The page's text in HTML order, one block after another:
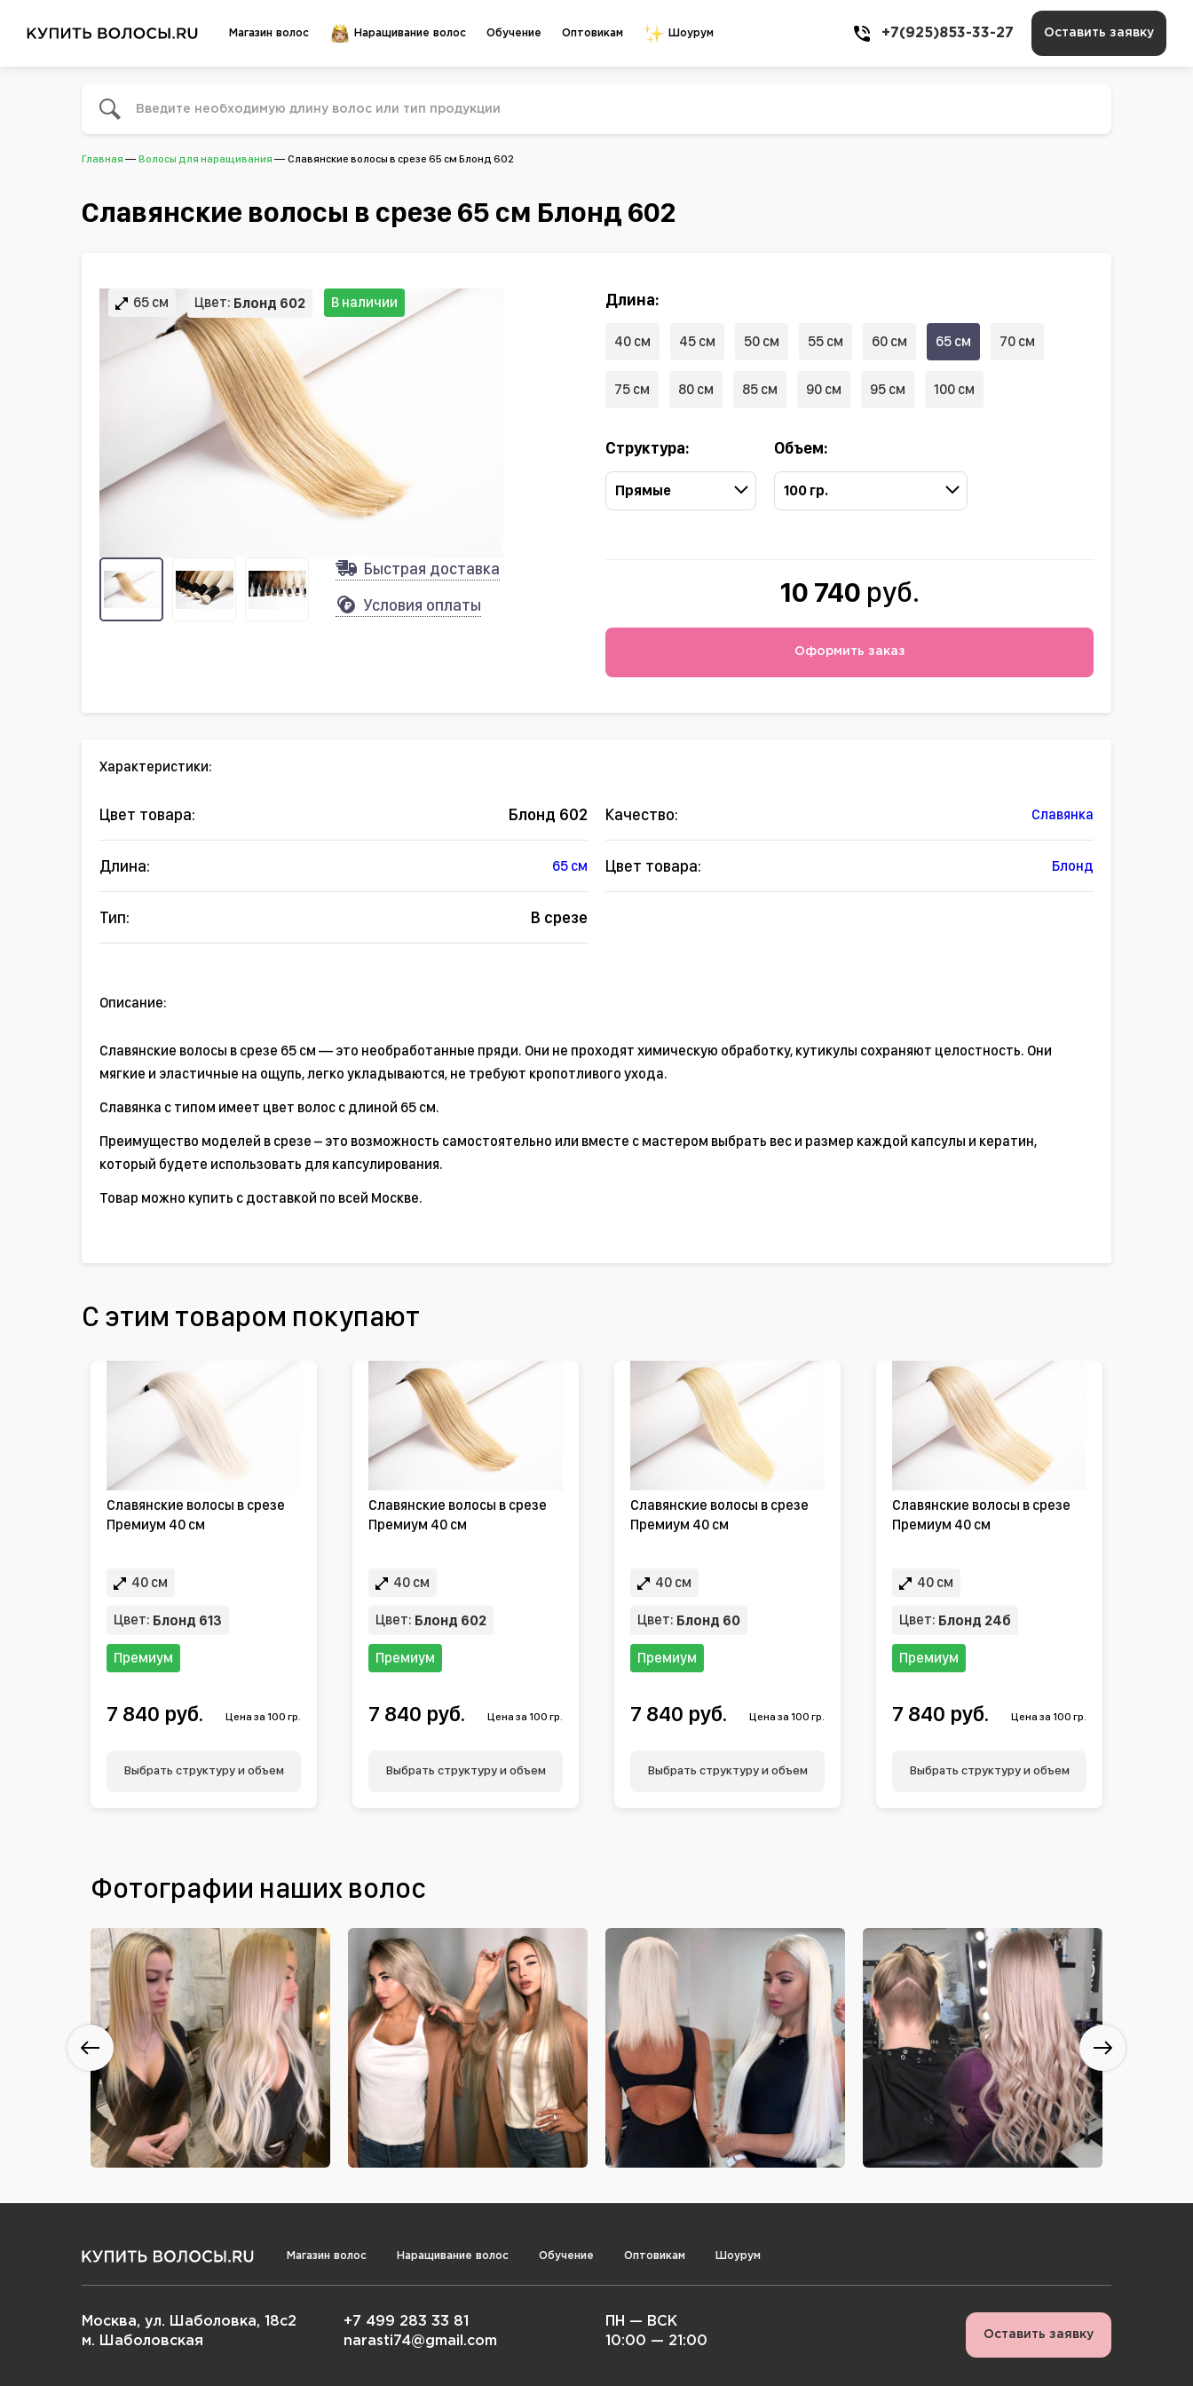
Магазин волос Наращивание волос Обучение Оптовикам Шоурум +7(925)853-33-27 Оставить заявку
Главная Волосы для наращивания Славянские волосы в срезе 65 см Блонд 602
Славянские волосы в срезе 65 см Блонд 602
65 см Цвет: Блонд 602 В наличии
Быстрая доставка
Условия оплаты
Длина:
40 см 45 см 50 см 55 см 60 см 65 см 70 см
75 см 80 см 85 см 90 см 95 см 100 см
Структура:
Прямые
Объем:
100 гр.
10 740 руб.
Оформить заказ
Характеристики:
Цвет товара: Блонд 602 Качество: Славянка
Длина: 65 см Цвет товара: Блонд
Тип: В срезе
Описание:
Славянские волосы в срезе 65 см — это необработанные пряди. Они не проходят химическую обработку, кутикулы сохраняют целостность. Они
мягкие и эластичные на ощупь, легко укладываются, не требуют кропотливого ухода.
Славянка с типом имеет цвет волос с длиной 65 см.
Преимущество моделей в срезе – это возможность самостоятельно или вместе с мастером выбрать вес и размер каждой капсулы и кератин,
который будете использовать для капсулирования.
Товар можно купить с доставкой по всей Москве.
С этим товаром покупают
Славянские волосы в срезе
Премиум 40 см
40 см
Цвет: Блонд 613
Премиум
7 840 руб. Цена за 100 гр.
Выбрать структуру и объем
Славянские волосы в срезе
Премиум 40 см
40 см
Цвет: Блонд 602
Премиум
7 840 руб. Цена за 100 гр.
Выбрать структуру и объем
Славянские волосы в срезе
Премиум 40 см
40 см
Цвет: Блонд 60
Премиум
7 840 руб. Цена за 100 гр.
Выбрать структуру и объем
Славянские волосы в срезе
Премиум 40 см
40 см
Цвет: Блонд 24б
Премиум
7 840 руб. Цена за 100 гр.
Выбрать структуру и объем
Фотографии наших волос
Магазин волос Наращивание волос Обучение Оптовикам Шоурум
Москва, ул. Шаболовка, 18с2
м. Шаболовская
+7 499 283 33 81
narasti74@gmail.com
ПН — ВСК
10:00 — 21:00
Оставить заявку